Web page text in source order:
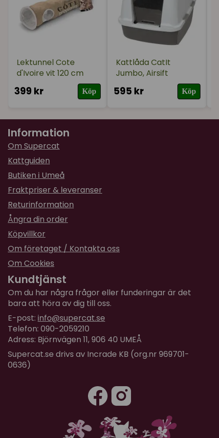
kattmatskålar. De är en del av Catits PIXI designserie
som hjälper dig skapa en harmonisk miljö för dig och
din katt.
Lektunnel Cote
d'Ivoire vit 120 cm
399 kr Köp
Kattlåda CatIt
Jumbo, Airsift
595 kr Köp
Information
Om Supercat
Kattguiden
Butiken i Umeå
Fraktpriser & leveranser
Returinformation
Ångra din order
Köpvillkor
Om företaget / Kontakta oss
Om Cookies
Kundtjänst
Om du har några frågor eller funderingar är det
bara att höra av dig till oss.
E-post: info@supercat.se
Telefon: 090-2059210
Adress: Björnvägen 11, 906 40 UMEÅ
Supercat.se drivs av Incrade KB (org.nr 969701-
0636)